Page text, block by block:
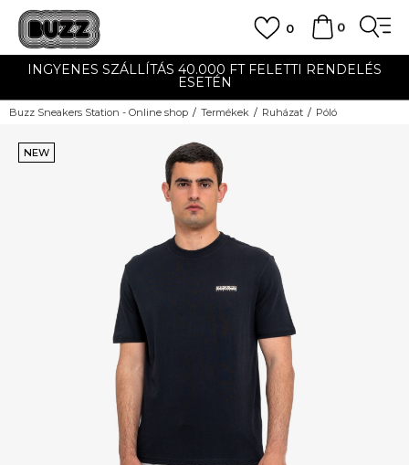
0
0
INGYENES SZÁLLÍTÁS 40.000 FT FELETTI RENDELÉS
ESETÉN
Buzz Sneakers Station - Online shop Termékek Ruházat Póló
NEW